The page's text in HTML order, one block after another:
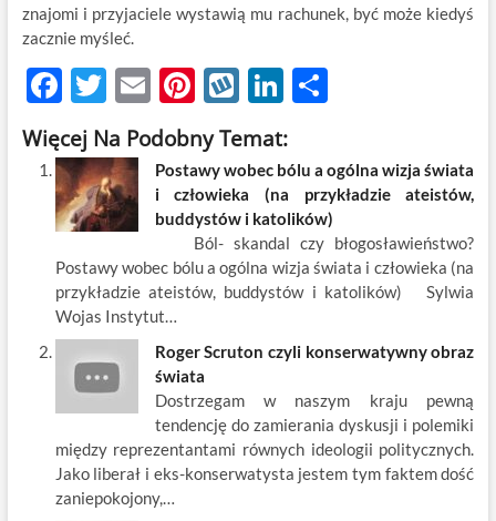
znajomi i przyjaciele wystawią mu rachunek, być może kiedyś
zacznie myśleć.
F
ac
e
b
o
o
k
T
w
itt
er
E
m
ail
Pi
nt
er
es
t
W
k
o
p
Li
k
e
dI
n
S
ar
e
Więcej Na Podobny Temat:
Postawy wobec bólu a ogólna wizja świata
i człowieka (na przykładzie ateistów,
buddystów i katolików)
Ból- skandal czy błogosławieństwo?
Postawy wobec bólu a ogólna wizja świata i człowieka (na
przykładzie ateistów, buddystów i katolików) Sylwia
Wojas Instytut…
Roger Scruton czyli konserwatywny obraz
świata
Dostrzegam w naszym kraju pewną
tendencję do zamierania dyskusji i polemiki
między reprezentantami równych ideologii politycznych.
Jako liberał i eks-konserwatysta jestem tym faktem dość
zaniepokojony,…